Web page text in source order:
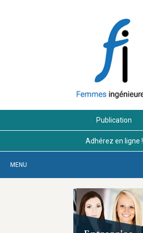
Publication
Adhérez en ligne !
MENU